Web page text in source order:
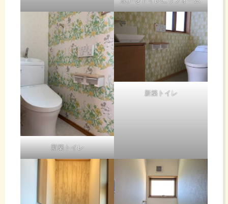
新築トイレ
新築トイレ